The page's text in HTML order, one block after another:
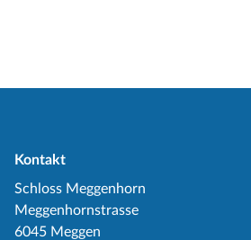
Kontakt
Schloss Meggenhorn
Meggenhornstrasse
6045 Meggen